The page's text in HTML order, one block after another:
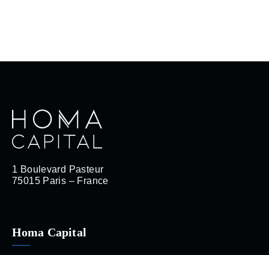
1 Boulevard Pasteur
75015 Paris – France
Homa Capital